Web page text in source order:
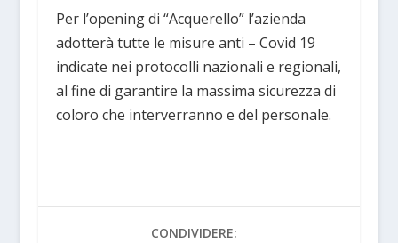
Per l’opening di “Acquerello” l’azienda
adotterà tutte le misure anti – Covid 19
indicate nei protocolli nazionali e regionali,
al fine di garantire la massima sicurezza di
coloro che interverranno e del personale.
CONDIVIDERE: